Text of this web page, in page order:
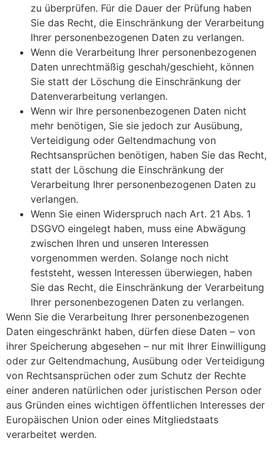
zu überprüfen. Für die Dauer der Prüfung haben
Sie das Recht, die Einschränkung der Verarbeitung
Ihrer personenbezogenen Daten zu verlangen.
Wenn die Verarbeitung Ihrer personenbezogenen
Daten unrechtmäßig geschah/geschieht, können
Sie statt der Löschung die Einschränkung der
Datenverarbeitung verlangen.
Wenn wir Ihre personenbezogenen Daten nicht
mehr benötigen, Sie sie jedoch zur Ausübung,
Verteidigung oder Geltendmachung von
Rechtsansprüchen benötigen, haben Sie das Recht,
statt der Löschung die Einschränkung der
Verarbeitung Ihrer personenbezogenen Daten zu
verlangen.
Wenn Sie einen Widerspruch nach Art. 21 Abs. 1
DSGVO eingelegt haben, muss eine Abwägung
zwischen Ihren und unseren Interessen
vorgenommen werden. Solange noch nicht
feststeht, wessen Interessen überwiegen, haben
Sie das Recht, die Einschränkung der Verarbeitung
Ihrer personenbezogenen Daten zu verlangen.
Wenn Sie die Verarbeitung Ihrer personenbezogenen
Daten eingeschränkt haben, dürfen diese Daten – von
ihrer Speicherung abgesehen – nur mit Ihrer Einwilligung
oder zur Geltendmachung, Ausübung oder Verteidigung
von Rechtsansprüchen oder zum Schutz der Rechte
einer anderen natürlichen oder juristischen Person oder
aus Gründen eines wichtigen öffentlichen Interesses der
Europäischen Union oder eines Mitgliedstaats
verarbeitet werden.